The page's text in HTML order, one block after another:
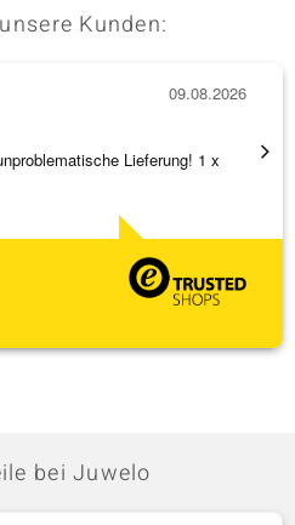
Kunden:
Lieferung! 1 x
09.08.2026
bei Juwelo